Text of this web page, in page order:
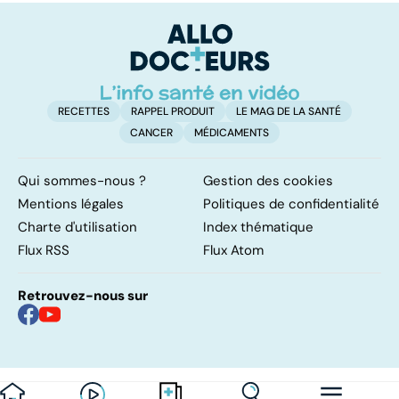
d'angine ?
RECETTES RAPPEL PRODUIT
LE MAG DE LA SANTÉ
CANCER
MÉDICAMENTS
Qui sommes-nous ?
Gestion des cookies
Mentions légales
Politiques de confidentialité
Charte d'utilisation
Index thématique
Flux RSS
Flux Atom
Retrouvez-nous sur